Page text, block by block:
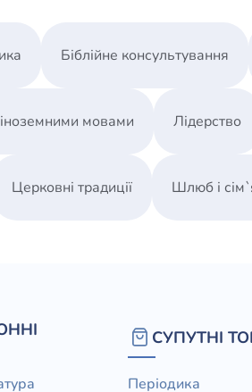
Біблійне консультування
мовами Лідерство
Церковні традиції Шлюб і
СУПУТНІ
Періодика